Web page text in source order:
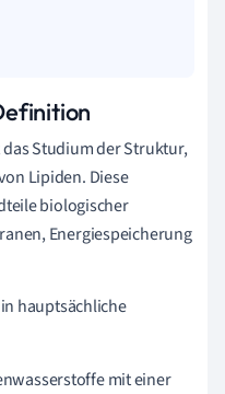
Studium der Struktur,
Lipiden. Diese
biologischer
Energiespeicherung
hauptsächliche
mit einer